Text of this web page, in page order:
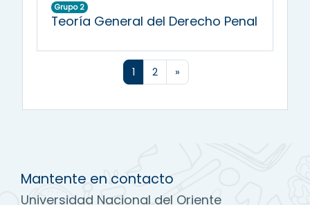
Grupo 2
Teoría General del Derecho Penal
1 (actual)
2 »
Mantente en contacto
Universidad Nacional del Oriente